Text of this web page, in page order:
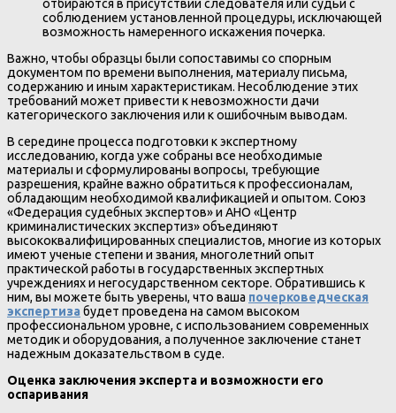
отбираются в присутствии следователя или судьи с
соблюдением установленной процедуры, исключающей
возможность намеренного искажения почерка.
Важно, чтобы образцы были сопоставимы со спорным
документом по времени выполнения, материалу письма,
содержанию и иным характеристикам. Несоблюдение этих
требований может привести к невозможности дачи
категорического заключения или к ошибочным выводам.
В середине процесса подготовки к экспертному
исследованию, когда уже собраны все необходимые
материалы и сформулированы вопросы, требующие
разрешения, крайне важно обратиться к профессионалам,
обладающим необходимой квалификацией и опытом. Союз
«Федерация судебных экспертов» и АНО «Центр
криминалистических экспертиз» объединяют
высококвалифицированных специалистов, многие из которых
имеют ученые степени и звания, многолетний опыт
практической работы в государственных экспертных
учреждениях и негосударственном секторе. Обратившись к
ним, вы можете быть уверены, что ваша почерковедческая
экспертиза будет проведена на самом высоком
профессиональном уровне, с использованием современных
методик и оборудования, а полученное заключение станет
надежным доказательством в суде.
Оценка заключения эксперта и возможности его
оспаривания